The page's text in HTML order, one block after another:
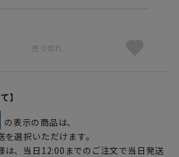
売り切れ
】
の表示の商品は、
選択いただけます。
は、当日12:00までのご注文で当日発送